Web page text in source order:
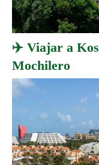
✈️ Viajar a
Mochilero